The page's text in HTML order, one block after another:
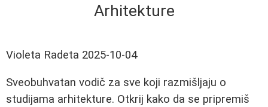
Arhitekture
Violeta Radeta 2025-10-04
Sveobuhvatan vodič za sve koji razmišljaju o
studijama arhitekture. Otkrij kako da se pripremiš